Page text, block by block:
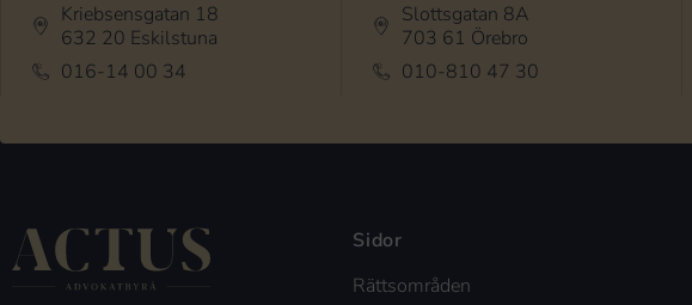
Kriebsensgatan 18
632 20 Eskilstuna
016-14 00 34
Slottsgatan 8A
703 61 Örebro
010-810 47 30
Sidor
Rättsområden